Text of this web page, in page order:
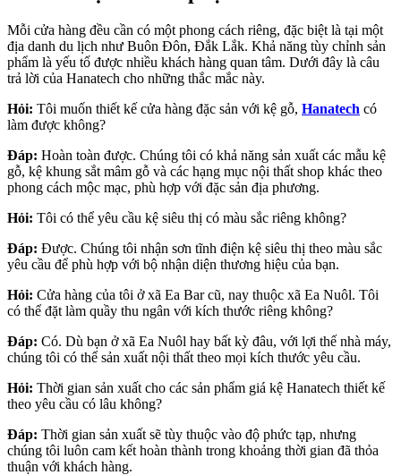
Mỗi cửa hàng đều cần có một phong cách riêng, đặc biệt là tại một
địa danh du lịch như Buôn Đôn, Đắk Lắk. Khả năng tùy chỉnh sản
phẩm là yếu tố được nhiều khách hàng quan tâm. Dưới đây là câu
trả lời của Hanatech cho những thắc mắc này.
Hỏi: Tôi muốn thiết kế cửa hàng đặc sản với kệ gỗ, Hanatech có
làm được không?
Đáp: Hoàn toàn được. Chúng tôi có khả năng sản xuất các mẫu kệ
gỗ, kệ khung sắt mâm gỗ và các hạng mục nội thất shop khác theo
phong cách mộc mạc, phù hợp với đặc sản địa phương.
Hỏi: Tôi có thể yêu cầu kệ siêu thị có màu sắc riêng không?
Đáp: Được. Chúng tôi nhận sơn tĩnh điện kệ siêu thị theo màu sắc
yêu cầu để phù hợp với bộ nhận diện thương hiệu của bạn.
Hỏi: Cửa hàng của tôi ở xã Ea Bar cũ, nay thuộc xã Ea Nuôl. Tôi
có thể đặt làm quầy thu ngân với kích thước riêng không?
Đáp: Có. Dù bạn ở xã Ea Nuôl hay bất kỳ đâu, với lợi thế nhà máy,
chúng tôi có thể sản xuất nội thất theo mọi kích thước yêu cầu.
Hỏi: Thời gian sản xuất cho các sản phẩm giá kệ Hanatech thiết kế
theo yêu cầu có lâu không?
Đáp: Thời gian sản xuất sẽ tùy thuộc vào độ phức tạp, nhưng
chúng tôi luôn cam kết hoàn thành trong khoảng thời gian đã thỏa
thuận với khách hàng.